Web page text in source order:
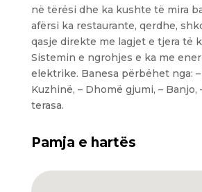
në tërësi dhe ka kushte të mira
afërsi ka restaurante, qerdhe,
qasje direkte me lagjet e tjera të
Sistemin e ngrohjes e ka me
elektrike. Banesa përbëhet nga: –
Kuzhinë, – Dhomë gjumi, – Banjo,
terasa.
Pamja e hartës